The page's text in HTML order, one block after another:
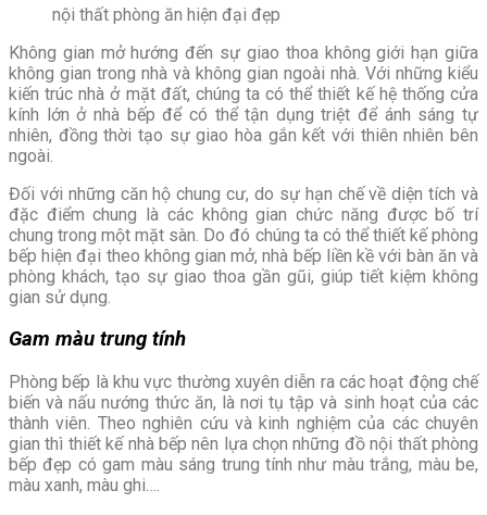
nội thất phòng ăn hiện đại đẹp
Không gian mở hướng đến sự giao thoa không giới hạn giữa
không gian trong nhà và không gian ngoài nhà. Với những kiểu
kiến trúc nhà ở mặt đất, chúng ta có thể thiết kế hệ thống cửa
kính lớn ở nhà bếp để có thể tận dụng triệt để ánh sáng tự
nhiên, đồng thời tạo sự giao hòa gắn kết với thiên nhiên bên
ngoài.
Đối với những căn hộ chung cư, do sự hạn chế về diện tích và
đặc điểm chung là các không gian chức năng được bố trí
chung trong một mặt sàn. Do đó chúng ta có thể thiết kế phòng
bếp hiện đại theo không gian mở, nhà bếp liền kề với bàn ăn và
phòng khách, tạo sự giao thoa gần gũi, giúp tiết kiệm không
gian sử dụng.
Gam màu trung tính
Phòng bếp là khu vực thường xuyên diễn ra các hoạt động chế
biến và nấu nướng thức ăn, là nơi tụ tập và sinh hoạt của các
thành viên. Theo nghiên cứu và kinh nghiệm của các chuyên
gian thì thiết kế nhà bếp nên lựa chọn những đồ nội thất phòng
bếp đẹp có gam màu sáng trung tính như màu trắng, màu be,
màu xanh, màu ghi….